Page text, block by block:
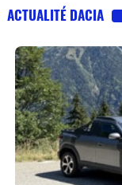
ACTUALITÉ DACIA